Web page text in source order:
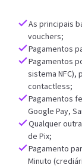
As principais
vouchers;
Pagamentos
Pagamentos
sistema NFC),
contactless;
Pagamentos
Google Pay,
Qualquer
de Pix;
Pagamento
Minuto